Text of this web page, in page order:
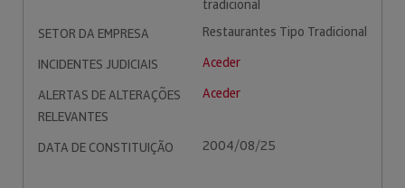
tradicional
SETOR DA EMPRESA
Restaurantes Tipo Tradicional
INCIDENTES JUDICIAIS
Aceder
ALERTAS DE ALTERAÇÕES
RELEVANTES
Aceder
DATA DE CONSTITUIÇÃO 2004/08/25